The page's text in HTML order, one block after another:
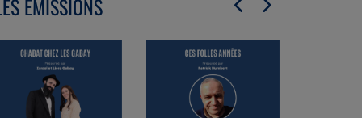
ÉMISSIONS